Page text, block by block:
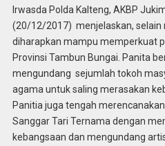
Irwasda Polda Kalteng, AKBP
(20/12/2017) menjelaskan, selain
diharapkan mampu memperkuat
Provinsi Tambun Bungai. Panita
mengundang sejumlah tokoh
agama untuk saling merasakan
Panitia juga tengah
Sanggar Tari Ternama dengan
kebangsaan dan mengundang